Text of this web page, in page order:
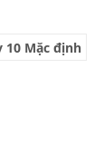
10 Mặc định